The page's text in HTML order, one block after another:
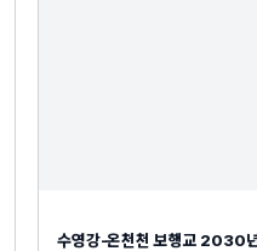
수영강-온천천 보행교 2030